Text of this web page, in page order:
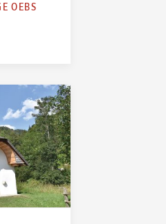
OEBS